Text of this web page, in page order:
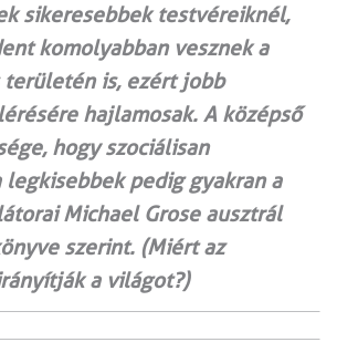
sikeresebbek testvéreiknél,
komolyabban vesznek a
területén is, ezért jobb
hajlamosak. A középső
hogy szociálisan
pedig gyakran a
Michael Grose ausztrál
szerint. (Miért az
a világot?)